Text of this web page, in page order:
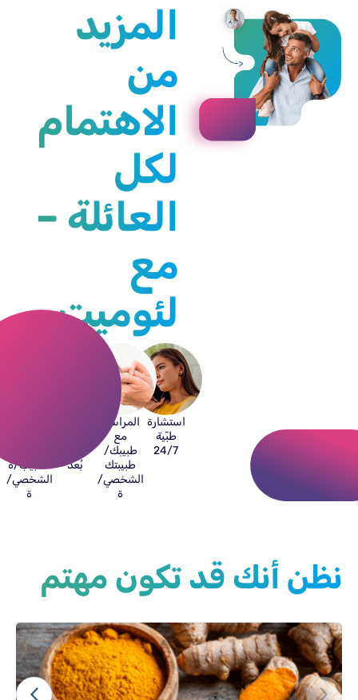
المزيد
من
الاهتمام
لكل
العائلة –
مع
لئوميت
استشارة
طبّية
24/7
المراسلة
مع
طبيبك/
طبيبتك
الشخصي/
ة
بُعد
الطبيب/ة
الشخصي/
ة
نظن أنك قد تكون مهتم